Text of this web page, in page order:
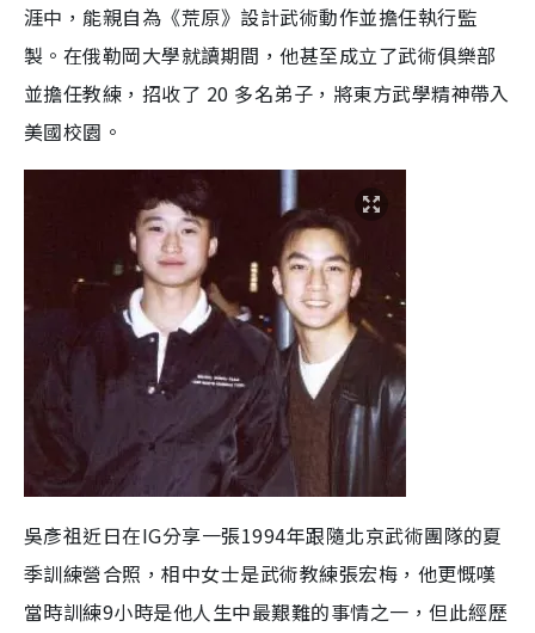
涯中，能親自為《荒原》設計武術動作並擔任執行監
製。在俄勒岡大學就讀期間，他甚至成立了武術俱樂部
並擔任教練，招收了 20 多名弟子，將東方武學精神帶入
美國校園。
吳彥祖近日在IG分享一張1994年跟隨北京武術團隊的夏
季訓練營合照，相中女士是武術教練張宏梅，他更慨嘆
當時訓練9小時是他人生中最艱難的事情之一，但此經歷